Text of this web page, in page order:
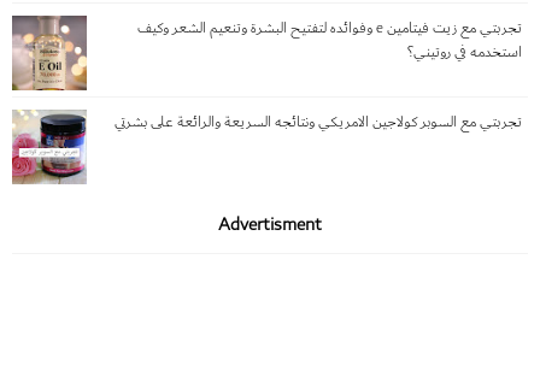
تجربتي مع زيت فيتامين e وفوائده لتفتيح البشرة وتنعيم الشعر وكيف
استخدمه في روتيني؟
تجربتي مع السوبر كولاجين الامريكي ونتائجه السريعة والرائعة على بشرتي
Advertisment